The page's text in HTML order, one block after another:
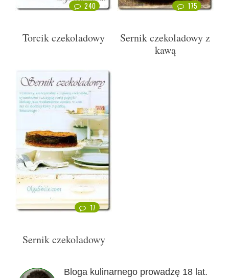
240
Torcik czekoladowy
175
Sernik czekoladowy z
kawą
17
Sernik czekoladowy
Bloga kulinarnego prowadzę 18 lat.